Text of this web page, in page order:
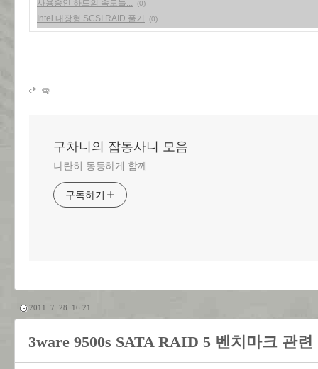
사용중인 하드의 속도들... (0)
Intel 내장형 SCSI RAID 풀기 (0)
구차니의 잡동사니 모음
나란히 동등하게 함께
구독하기
2011. 7. 28. 16:21
3ware 9500s SATA RAID 5 벤치마크 관련